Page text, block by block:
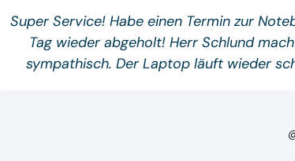
Super Service! Habe einen Termin zur
Tag wieder abgeholt! Herr Schlund
sympathisch. Der Laptop läuft wieder